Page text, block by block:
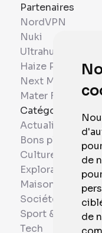
de
de
Partenaires
NordVPN
Nuki
Ultrahuman
Haize Project
Next Mobiles
Mater France
Catégories
Actualités
Bons plans
Culture
Exploration
Maison et
Société
Sport & Santé
Tech